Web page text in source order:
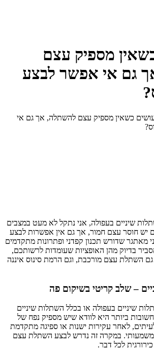
מספיק עצם
גם אי אפשר לבצע
כשאין מספיק עצם להשתלה, אך גם אי
שיניים בעפולה, אני נתקל לא מעט במצבים
יש חוסר עצם חמור, אך גם אין אפשרות לבצע
מאתגר שדורש תכנון קפדני ופתרונות מתקדמים
בדיוק מהן האופציות שעומדות לרשותכם,
השתלת עצם מורכבת, וגם הרמת סינוס איננה
– שלב קריטי בשיקום פה
שיניים בעפולה או בכלל השתלות שיניים
ביותר היא לוודא שיש מספיק נפח של
לאחר עקירות ישנות או ספיגה מתקדמת
במקרה זה נדרש לבצע השתלת עצם
לכל דבר.